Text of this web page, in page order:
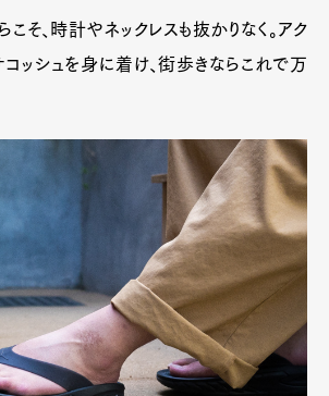
そ、時計やネックレスも抜かりなく。アク
ッシュを身に着け、街歩きならこれで万